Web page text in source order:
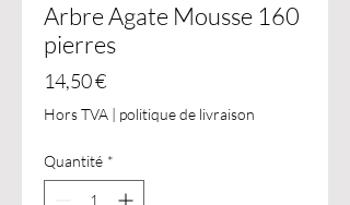
Arbre Agate Mousse 160
pierres
14,50 €Prix
Hors TVA | politique de livraison
Quantité *